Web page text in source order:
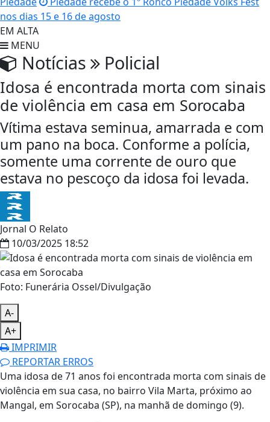
nos dias 15 e 16 de agosto
EM ALTA
MENU
Notícias Policial
Idosa é encontrada morta com sinais
de violência em casa em Sorocaba
Vítima estava seminua, amarrada e com
um pano na boca. Conforme a polícia,
somente uma corrente de ouro que
estava no pescoço da idosa foi levada.
Jornal O Relato
10/03/2025 18:52
Foto: Funerária Ossel/Divulgação
A-
A+
IMPRIMIR
REPORTAR ERROS
Uma idosa de 71 anos foi encontrada morta com sinais de
violência em sua casa, no bairro Vila Marta, próximo ao
Mangal, em Sorocaba (SP), na manhã de domingo (9).